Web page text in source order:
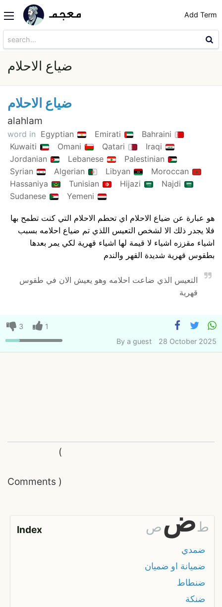
Add Term
ضياع الاحلام
ضياع الاحلام
alahlam
word in Egyptian Emirati
Bahraini
Kuwaiti
Omani Qatari
Iraqi
Jordanian
Lebanese
Palestinian
Syrian
Algerian Libyan
Moroccan
Hassaniya
Tunisian Hijazi
Najdi
Sudanese
Yemeni
هو عبارة عن ضياع الاحلام اي تحطم الاحلام التي كنت تطمح بها
فلا يجدر ذلك الا لشخص التعيس اللذي تم ضياع احلامه بسبب
اشياء مقززه اشياء لا قيمة لها اشياء قهرية لكي يمر بعدها
بطقوس قهرية شديدة القهر والندم
التعيس الذي ضاعت احلامه وهو يعيش الان في طقوس
قهرية
3
1
By a guest 28 October 2025
Comments
(
)
Index صضط
ضمدي
ضميانة او ضميان
ضنطاط
ضنكة